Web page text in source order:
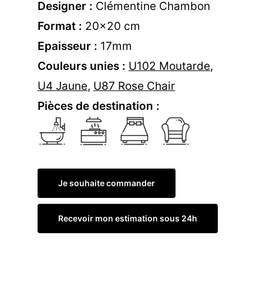
Designer : Clémentine Chambon
Format : 20×20 cm
Epaisseur : 17mm
Couleurs unies : U102 Moutarde,
U4 Jaune, U87 Rose Chair
Pièces de destination :
Je souhaite commander
Recevoir mon estimation sous 24h